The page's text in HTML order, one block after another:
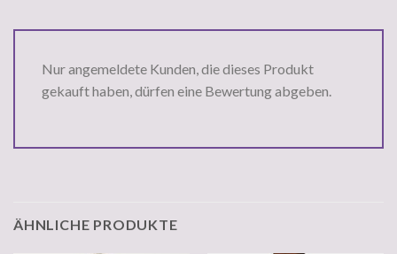
Nur angemeldete Kunden, die dieses Produkt
gekauft haben, dürfen eine Bewertung abgeben.
ÄHNLICHE PRODUKTE